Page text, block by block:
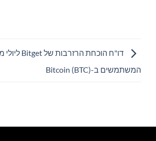
המשתמשים ב-Bitcoin (BTC)